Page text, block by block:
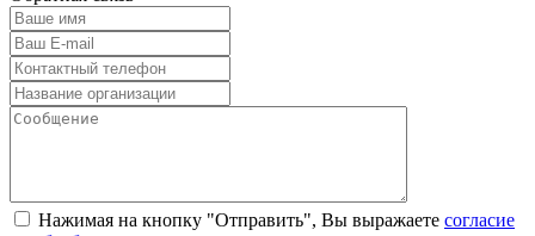
Нажимая на кнопку "Отправить", Вы выражаете согласие